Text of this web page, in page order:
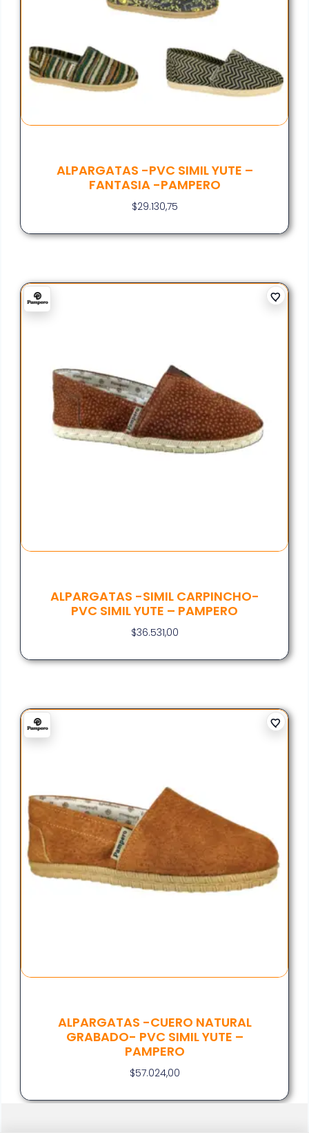
ALPARGATAS -PVC SIMIL YUTE –
FANTASIA -PAMPERO
$29.130,75
ALPARGATAS -SIMIL CARPINCHO-
PVC SIMIL YUTE – PAMPERO
$36.531,00
ALPARGATAS -CUERO NATURAL
GRABADO- PVC SIMIL YUTE –
PAMPERO
$57.024,00